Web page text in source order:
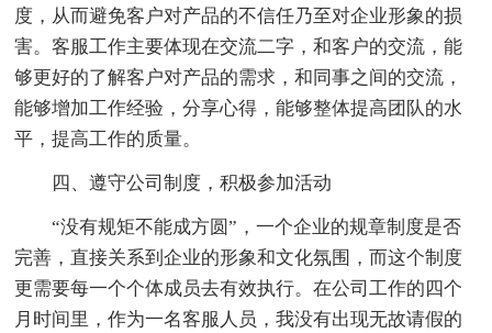
度，从而避免客户对产品的不信任乃至对企业形象的损
害。客服工作主要体现在交流二字，和客户的交流，能
够更好的了解客户对产品的需求，和同事之间的交流，
能够增加工作经验，分享心得，能够整体提高团队的水
平，提高工作的质量。
四、遵守公司制度，积极参加活动
“没有规矩不能成方圆”，一个企业的规章制度是否
完善，直接关系到企业的形象和文化氛围，而这个制度
更需要每一个个体成员去有效执行。在公司工作的四个
月时间里，作为一名客服人员，我没有出现无故请假的